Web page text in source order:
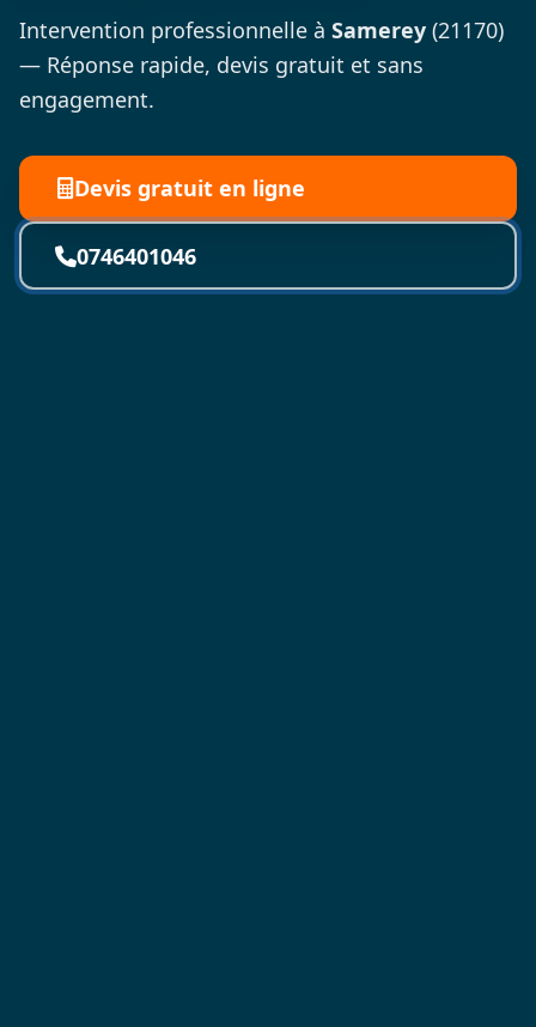
Intervention professionnelle à Samerey (21170)
— Réponse rapide, devis gratuit et sans
engagement.
Devis gratuit en ligne
0746401046